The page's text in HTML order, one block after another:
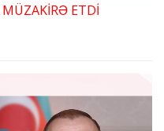
MÜZAKİRƏ ETDİ